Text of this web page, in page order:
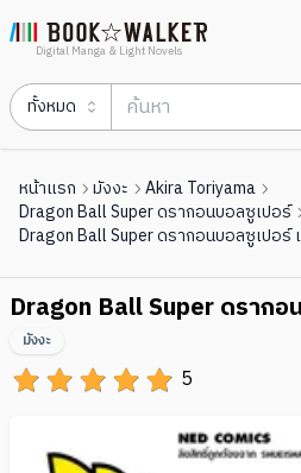
Digital Manga & Light Novels
ทั้งหมด
หน้าแรก มังงะ
Akira Toriyama
Dragon Ball Super ดรากอนบอลซูเปอร์
Dragon Ball Super ดรากอนบอลซูเปอร์
Dragon Ball Super ดรากอ
5
มังงะ